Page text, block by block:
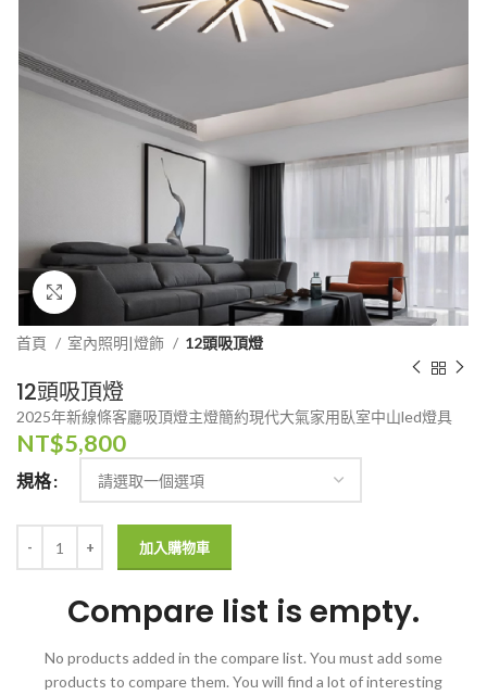
Click to enlarge
首頁 室內照明|燈飾 12頭吸頂燈
12頭吸頂燈
2025年新線條客廳吸頂燈主燈簡約現代大氣家用臥室中山led燈具
NT$5,800
規格
加入購物車
Compare list is empty.
No products added in the compare list. You must add some
products to compare them. You will find a lot of interesting